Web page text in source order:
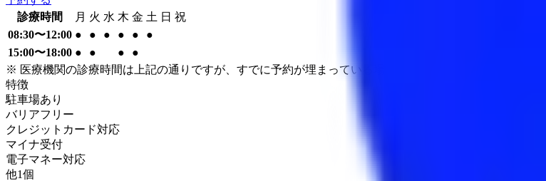
診療時間
月 火 水 木 金 土 日 祝
08:30〜12:00 ● ● ● ● ●
●
15:00〜18:00 ● ● ●
●
※ 医療機関の診療時間は上記の通りですが、すでに予約が埋まっている場合や病院の都合などにより実
特徴
駐車場あり
バリアフリー
クレジットカード対応
マイナ受付
電子マネー対応
他1個